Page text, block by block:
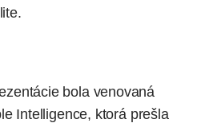
bola venovaná
Intelligence, ktorá prešla